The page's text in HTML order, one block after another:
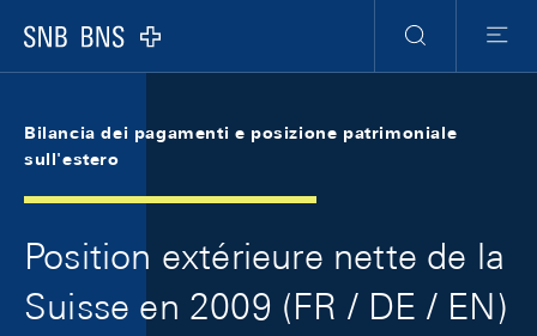
Logo
Ricerca
Menu
Bilancia dei pagamenti e posizione patrimoniale
sull'estero
Position extérieure nette de la
Suisse en 2009 (FR / DE / EN)